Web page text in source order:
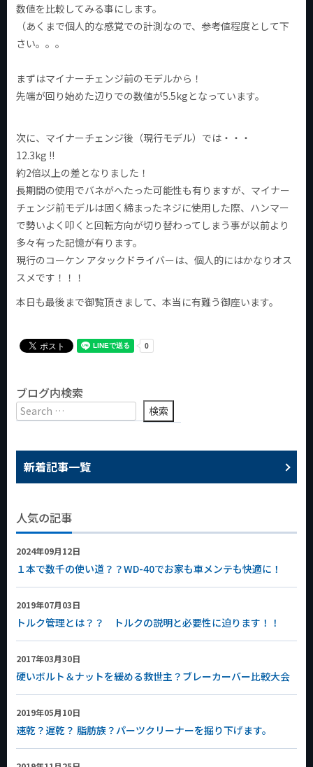
数値を比較してみる事にします。
（あくまで個人的な感覚での計測なので、参考値程度として下
さい。。。
まずはマイナーチェンジ前のモデルから！
先端が回り始めた辺りでの数値が5.5kgとなっています。
次に、マイナーチェンジ後（現行モデル）では・・・
12.3kg !!
約2倍以上の差となりました！
長期間の使用でバネがへたった可能性も有りますが、マイナー
チェンジ前モデルは固く締まったネジに使用した際、ハンマー
で勢いよく叩くと回転方向が切り替わってしまう事が以前より
多々有った記憶が有ります。
現行のコーケン アタックドライバーは、個人的にはかなりオス
スメです！！！
本日も最後まで御覧頂きまして、本当に有難う御座います。
ブログ内検索
新着記事一覧
人気の記事
2024年09月12日
１本で数千の使い道？？WD-40でお家も車メンテも快適に！
2019年07月03日
トルク管理とは？？ トルクの説明と必要性に迫ります！！
2017年03月30日
硬いボルト＆ナットを緩める救世主？ブレーカーバー比較大会
2019年05月10日
速乾？遅乾？ 脂肪族？パーツクリーナーを掘り下げます。